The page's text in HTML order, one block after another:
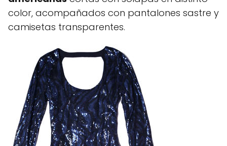
color, acompañados con pantalones sastre y
camisetas transparentes.